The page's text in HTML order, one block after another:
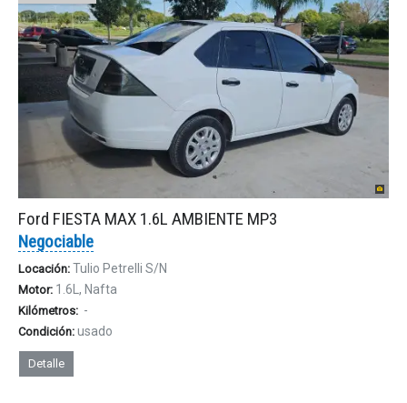
Ford FIESTA MAX 1.6L AMBIENTE MP3
Negociable
Locación: Tulio Petrelli S/N
Motor: 1.6L, Nafta
Kilómetros: -
Condición: usado
Detalle